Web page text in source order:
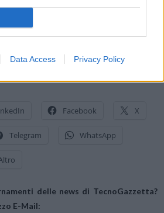
Data Access Privacy Policy
in Italia per un prezzo medio retail
B08XQ9CD48
Facebook X
Telegram WhatsApp
delle news di TecnoGazzetta?
E-Mail: